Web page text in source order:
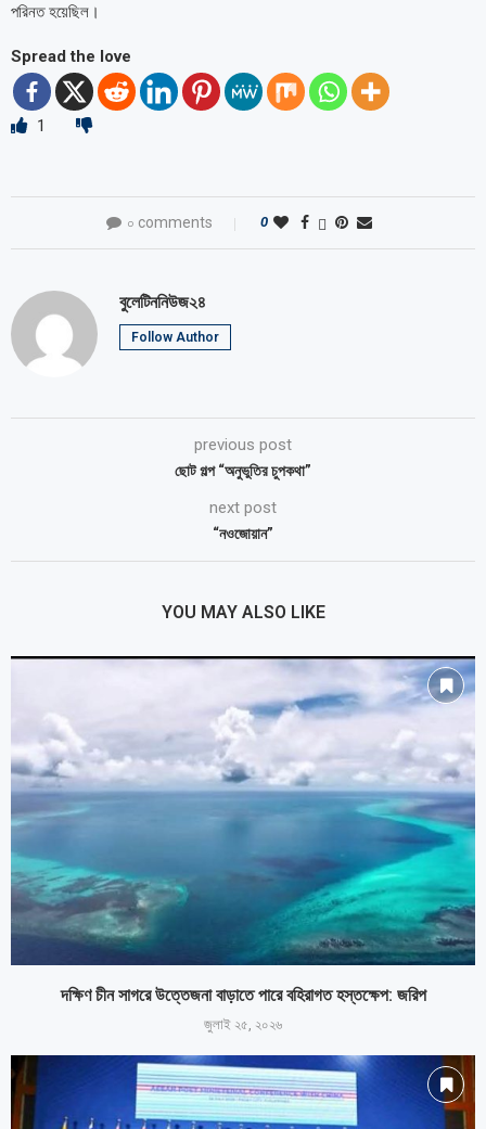
পরিনত হয়েছিল।
Spread the love
1
০ comments 0
বুলেটিননিউজ২৪
Follow Author
previous post
ছোট গল্প “অনুভুতির চুপকথা”
next post
“নওজোয়ান”
YOU MAY ALSO LIKE
দক্ষিণ চীন সাগরে উত্তেজনা বাড়াতে পারে বহিরাগত হস্তক্ষেপ: জরিপ
জুলাই ২৫, ২০২৬